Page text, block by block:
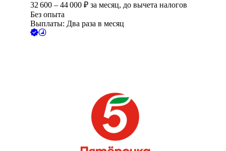
32 600 – 44 000 ₽ за месяц, до вычета налогов
Без опыта
Выплаты: Два раза в месяц